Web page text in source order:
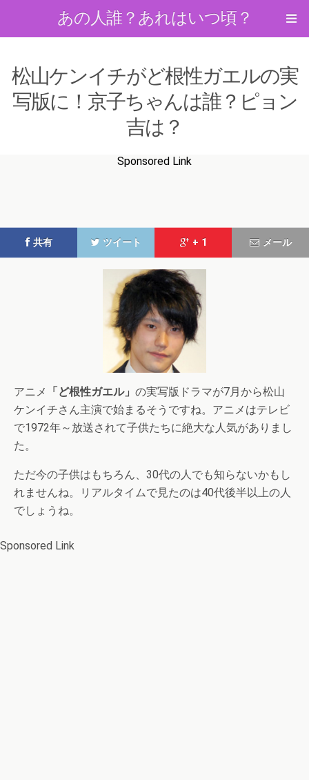
あの人誰？あれはいつ頃？
松山ケンイチがど根性ガエルの実
写版に！京子ちゃんは誰？ピョン
吉は？
Sponsored Link
共有 ツイート + 1 メール
アニメ 「ど根性ガエル」 の実写版ドラマが7月から松山
ケンイチさん主演で始まるそうですね。アニメはテレビ
で1972年～放送されて子供たちに絶大な人気がありまし
た。
ただ今の子供はもちろん、30代の人でも知らないかもし
れませんね。リアルタイムで見たのは40代後半以上の人
でしょうね。
Sponsored Link